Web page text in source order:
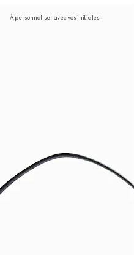
À personnaliser avec vos initiales